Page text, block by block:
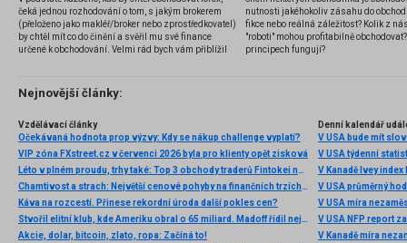
čeká jednou rozhodování o tom, s jakým brokerem
(přeloženo jako makléř/broker nebo zprostředkovatel)
by chtěl mít co do činění a svěřil mu své finance
určené k obchodování. Velmi rád bych vám přiblížil
několik příkladů nejznámějších z nich.
nutnosti jakéhokoliv zásahu do
fikce nebo reálná záležitost? Kolik z
"roboti" mohou profitabilně
principech fungují?
Nejnovější články:
Vzdělávací články
Očekávaná hodnota prop výzvy: Kdy se nákup challenge vyplatí?
VIP zóna FXstreet.cz v červenci 2026 byla pro klienty opět zisková
Léto v plném proudu, trhy také: Top 3 obchody traderů Fintokei na indexech a zlatě
Chamtivost a strach: Největší cenové pohyby na finančních trzích (červenec 2026)
Káva na rozcestí. Přinese rekordní úroda další pokles cen?
Stvořil elitní klub, kde Ameriku obral o 65 miliard. Madoff řídil největší Ponzi dějin
Akcie, dolar, bitcoin, zlato, ropa: Začíná to!
Denní kalendář
V USA bude mít
V USA týdenní
V Kanadě Ivey index
V USA průměrný
V USA míra
V USA NFP report
V Kanadě míra